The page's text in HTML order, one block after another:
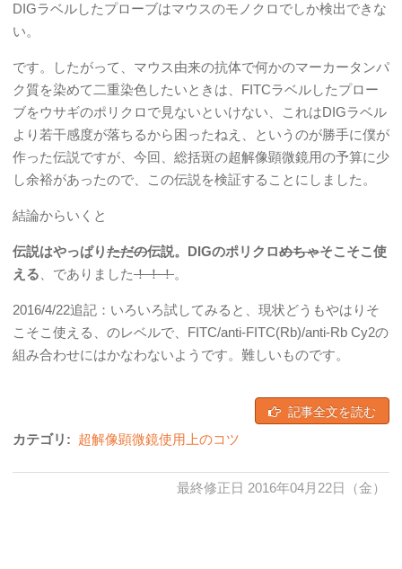
DIGラベルしたプローブはマウスのモノクロでしか検出できな
い。
です。したがって、マウス由来の抗体で何かのマーカータンパ
ク質を染めて二重染色したいときは、FITCラベルしたプロー
ブをウサギのポリクロで見ないといけない、これはDIGラベル
より若干感度が落ちるから困ったねえ、というのが勝手に僕が
作った伝説ですが、今回、総括斑の超解像顕微鏡用の予算に少
し余裕があったので、この伝説を検証することにしました。
結論からいくと
伝説はやっぱりただの伝説。DIGのポリクロめちゃそこそこ使
える 、でありました！！！。
2016/4/22追記：いろいろ試してみると、現状どうもやはりそ
こそこ使える、のレベルで、FITC/anti-FITC(Rb)/anti-Rb Cy2の
組み合わせにはかなわないようです。難しいものです。
記事全文を読む
カテゴリ: 超解像顕微鏡使用上のコツ
最終修正日 2016年04月22日（金）